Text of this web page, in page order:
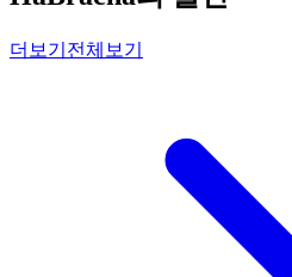
더보기 전체보기